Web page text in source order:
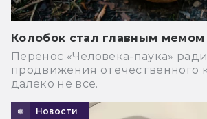
Колобок стал главным мемом
Перенос «Человека-паука» ради
продвижения отечественного
далеко не все.
Новости